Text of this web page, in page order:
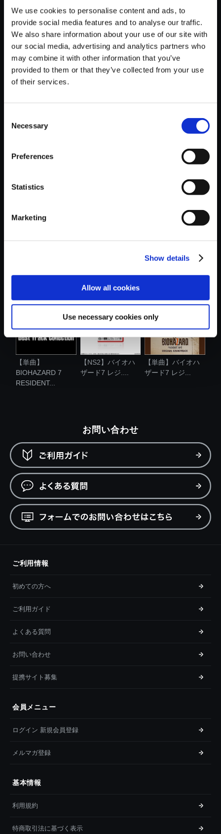
We use cookies to personalise content and ads, to
provide social media features and to analyse our traffic.
We also share information about your use of our site with
our social media, advertising and analytics partners who
may combine it with other information that you’ve
provided to them or that they’ve collected from your use
of their services.
Selection
Necessary
Preferences
Statistics
Marketing
Show details
Allow all cookies
Use necessary cookies only
【単曲】バイオハザード7 レジ
デント イービル オリジナル・サ
ウンドトラック Molded Ⅴ
おすすめ商品
ザード7 レジ...
ザード7 レジ...
ザード7 レジ...
【単曲】
BIOHAZARD 7
RESIDENT...
【NS2】バイオハ
ザード7 レジ....
【単曲】バイオハ
ザード7 レジ...
お問い合わせ
ご利用情報
初めての方へ
ご利用ガイド
よくある質問
お問い合わせ
提携サイト募集
会員メニュー
ログイン 新規会員登録
メルマガ登録
基本情報
利用規約
特商取引法に基づく表示